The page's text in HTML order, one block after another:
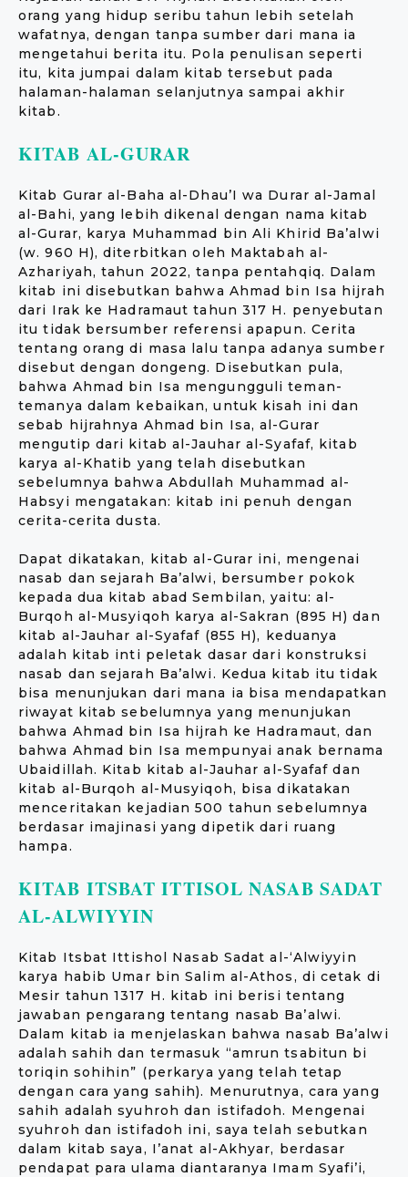
orang yang hidup seribu tahun lebih setelah
wafatnya, dengan tanpa sumber dari mana ia
mengetahui berita itu. Pola penulisan seperti
itu, kita jumpai dalam kitab tersebut pada
halaman-halaman selanjutnya sampai akhir
kitab.
KITAB AL-GURAR
Kitab Gurar al-Baha al-Dhau’I wa Durar al-Jamal
al-Bahi, yang lebih dikenal dengan nama kitab
al-Gurar, karya Muhammad bin Ali Khirid Ba’alwi
(w. 960 H), diterbitkan oleh Maktabah al-
Azhariyah, tahun 2022, tanpa pentahqiq. Dalam
kitab ini disebutkan bahwa Ahmad bin Isa hijrah
dari Irak ke Hadramaut tahun 317 H. penyebutan
itu tidak bersumber referensi apapun. Cerita
tentang orang di masa lalu tanpa adanya sumber
disebut dengan dongeng. Disebutkan pula,
bahwa Ahmad bin Isa mengungguli teman-
temanya dalam kebaikan, untuk kisah ini dan
sebab hijrahnya Ahmad bin Isa, al-Gurar
mengutip dari kitab al-Jauhar al-Syafaf, kitab
karya al-Khatib yang telah disebutkan
sebelumnya bahwa Abdullah Muhammad al-
Habsyi mengatakan: kitab ini penuh dengan
cerita-cerita dusta.
Dapat dikatakan, kitab al-Gurar ini, mengenai
nasab dan sejarah Ba’alwi, bersumber pokok
kepada dua kitab abad Sembilan, yaitu: al-
Burqoh al-Musyiqoh karya al-Sakran (895 H) dan
kitab al-Jauhar al-Syafaf (855 H), keduanya
adalah kitab inti peletak dasar dari konstruksi
nasab dan sejarah Ba’alwi. Kedua kitab itu tidak
bisa menunjukan dari mana ia bisa mendapatkan
riwayat kitab sebelumnya yang menunjukan
bahwa Ahmad bin Isa hijrah ke Hadramaut, dan
bahwa Ahmad bin Isa mempunyai anak bernama
Ubaidillah. Kitab kitab al-Jauhar al-Syafaf dan
kitab al-Burqoh al-Musyiqoh, bisa dikatakan
menceritakan kejadian 500 tahun sebelumnya
berdasar imajinasi yang dipetik dari ruang
hampa.
KITAB ITSBAT ITTISOL NASAB SADAT
AL-ALWIYYIN
Kitab Itsbat Ittishol Nasab Sadat al-‘Alwiyyin
karya habib Umar bin Salim al-Athos, di cetak di
Mesir tahun 1317 H. kitab ini berisi tentang
jawaban pengarang tentang nasab Ba’alwi.
Dalam kitab ia menjelaskan bahwa nasab Ba’alwi
adalah sahih dan termasuk “amrun tsabitun bi
toriqin sohihin” (perkarya yang telah tetap
dengan cara yang sahih). Menurutnya, cara yang
sahih adalah syuhroh dan istifadoh. Mengenai
syuhroh dan istifadoh ini, saya telah sebutkan
dalam kitab saya, I’anat al-Akhyar, berdasar
pendapat para ulama diantaranya Imam Syafi’i,